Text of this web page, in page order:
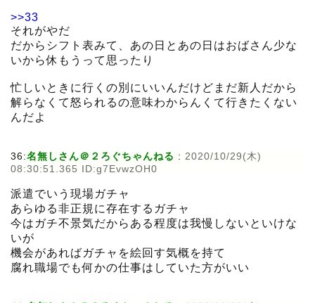
>>33
それがやだ
だからシフト表みて、あの日とあの日はおばさん少な
いから休もうって思ったり
忙しいときに行くの別にいいんだけどまだ新人だから
解らなくて怒られるの意味わからんくて行きたくない
んだよ
36:名無しさん＠２ろぐちゃんねる : 2020/10/29(木)
08:30:51.365 ID:g7EvwzOH0
派遣でいう現場ガチャ
あらゆる非正規に存在するガチャ
今はガチ不景気だからある程度は我慢しないといけな
いが
機会があればガチャを絵回す気概を持て
腐れ職場でも何かの仕事はしていた方がいい